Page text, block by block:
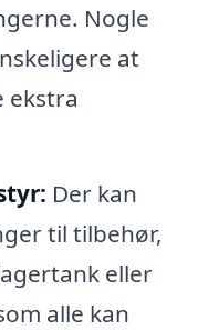
Nogle
at
ekstra
Der kan
til tilbehør,
eller
alle kan